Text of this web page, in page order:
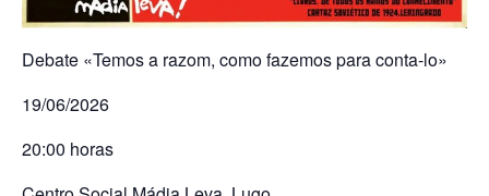
Debate «Temos a razom, como fazemos para conta-lo»
19/06/2026
20:00 horas